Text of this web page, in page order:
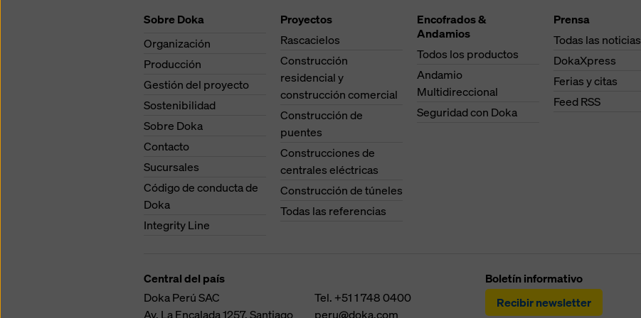
Sobre Doka
Organización
Producción
Gestión del proyecto
Sostenibilidad
Sobre Doka
Contacto
Sucursales
Código de conducta de
Doka
Integrity Line
Proyectos
Rascacielos
Construcción
residencial y
construcción comercial
Construcción de
puentes
Construcciones de
centrales eléctricas
Construcción de túneles
Todas las referencias
Encofrados &
Andamios
Todos los productos
Andamio
Multidireccional
Seguridad con Doka
Prensa
Todas las noticias
DokaXpress
Ferias y citas
Feed RSS
Central del país
Doka Perú SAC
Av. La Encalada 1257,Santiago
Tel. +51 1 748 0400
peru@doka.com
Boletín informativo
Recibir newsletter
(configuración avanzada de cookies).